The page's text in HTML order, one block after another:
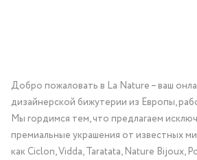
Добро пожаловать в La Nature – ваш
дизайнерской бижутерии из Европы,
Мы гордимся тем, что предлагаем
премиальные украшения от известных
как Ciclon, Vidda, Taratata, Nature Bijoux,